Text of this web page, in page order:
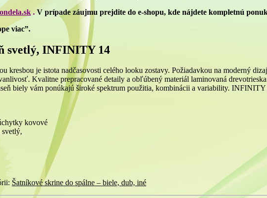
.V prípade záujmu prejdite do e-shopu, kde nájdete kompletnú
viac”.
svetlý, INFINITY 14
kresbou je istota nadčasovosti celého looku zostavy. Požiadavkou na moderný
Kvalitne prepracované detaily a obľúbený materiál laminovaná
biely vám ponúkajú široké spektrum použitia, kombinácii a variability.
kovové
Šatníkové skrine do spálne – biele, dub, iné